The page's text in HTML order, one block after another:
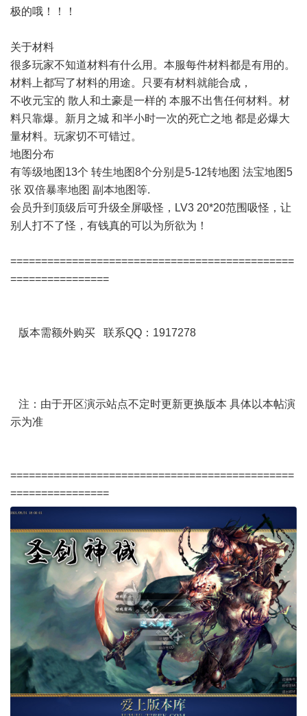
极的哦！！！
关于材料
很多玩家不知道材料有什么用。本服每件材料都是有用的。
材料上都写了材料的用途。只要有材料就能合成，
不收元宝的 散人和土豪是一样的 本服不出售任何材料。材
料只靠爆。新月之城 和半小时一次的死亡之地 都是必爆大
量材料。玩家切不可错过。
地图分布
有等级地图13个 转生地图8个分别是5-12转地图 法宝地图5
张 双倍暴率地图 副本地图等.
会员升到顶级后可升级全屏吸怪，LV3 20*20范围吸怪，让
别人打不了怪，有钱真的可以为所欲为！
==============================================
================
版本需额外购买 联系QQ：1917278
注：由于开区演示站点不定时更新更换版本 具体以本帖演
示为准
==============================================
================